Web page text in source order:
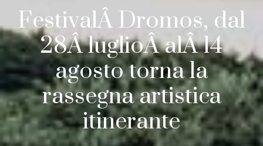
FestivalÂ Dromos, dal
28Â luglioÂ alÂ 14
agosto torna la
rassegna artistica
itinerante